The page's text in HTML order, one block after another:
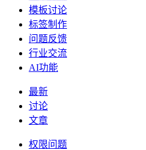
模板讨论
标签制作
问题反馈
行业交流
AI功能
最新
讨论
文章
权限问题